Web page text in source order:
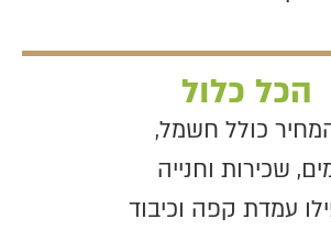
הכל כלול
כולל חשמל,
שכירות וחנייה
עמדת קפה וכיבוד